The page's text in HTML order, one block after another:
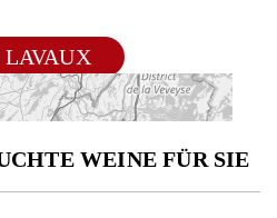
LAVAUX
WEINE FÜR SIE